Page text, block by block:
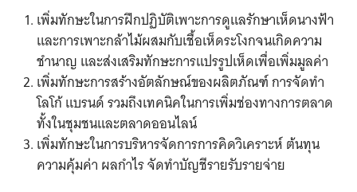
เพิ่มทักษะในการฝึกปฏิบัติเพาะการดูแลรักษาเห็ดนางฟ้า
และการเพาะกล้าไม้ผสมกับเชื้อเห็ดระโงกจนเกิดความ
ชำนาญ และส่งเสริมทักษะการแปรรูปเห็ดเพื่อเพิ่มมูลค่า
เพิ่มทักษะการสร้างอัตลักษณ์ของผลิตภัณฑ์ การจัดทำ
โลโก้ แบรนด์ รวมถึงเทคนิคในการเพิ่มช่องทางการตลาด
ทั้งในชุมชนและตลาดออนไลน์
เพิ่มทักษะในการบริหารจัดการการคิดวิเคราะห์ ต้นทุน
ความคุ้มค่า ผลกำไร จัดทำบัญชีรายรับรายจ่าย